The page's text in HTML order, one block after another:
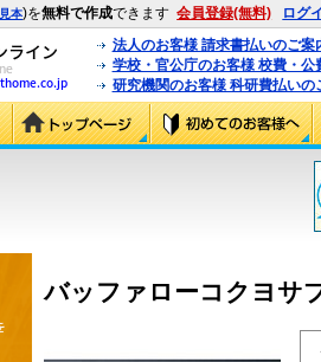
見本)を無料で作成できます 会員登録(無料) ログ
法人のお客様 請求書払いのご案
学校・官公庁のお客様 校費・公
研究機関のお客様 科研費払いの
バッファローコクヨサ